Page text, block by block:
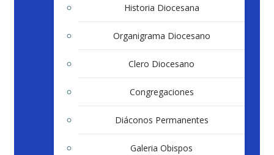
Historia Diocesana
Organigrama Diocesano
Clero Diocesano
Congregaciones
Diáconos Permanentes
Galeria Obispos